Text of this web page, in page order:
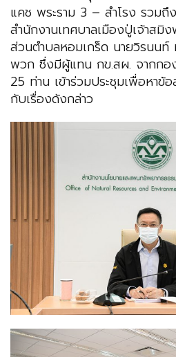
แคช พระราม 3 – สำโรง รวมถึ
สำนักงานเทศบาลเมืองปู่เจ้าสมิ
ส่วนตำบลหอมเกร็ด นายวิรนนท์
พวก ซึ่งมีผู้แทน กข.สผ. จากกอ
25 ท่าน เข้าร่วมประชุมเพื่อหาข้
กับเรื่องดังกล่าว